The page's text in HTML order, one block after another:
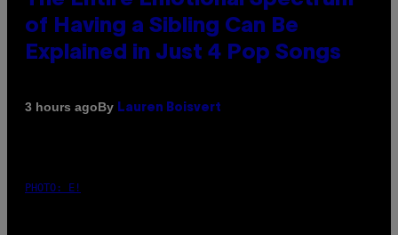
of Having a Sibling Can Be
Explained in Just 4 Pop Songs
3 hours agoBy Lauren Boisvert
PHOTO: E!